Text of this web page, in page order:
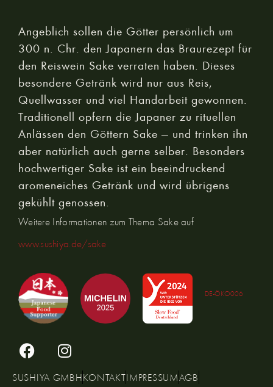
Angeblich sollen die Götter persönlich um
300 n. Chr. den Japanern das Braurezept für
den Reiswein Sake verraten haben. Dieses
besondere Getränk wird nur aus Reis,
Quellwasser und viel Handarbeit gewonnen.
Traditionell opfern die Japaner zu rituellen
Anlässen den Göttern Sake — und trinken ihn
aber natürlich auch gerne selber. Besonders
hochwertiger Sake ist ein beeindruckend
aromeneiches Getränk und wird übrigens
gekühlt genossen.
Weitere Informationen zum Thema Sake auf
www.sushiya.de/sake
DE-ÖKO006
SUSHIYA GMBHKONTAKTIMPRESSUMAGB